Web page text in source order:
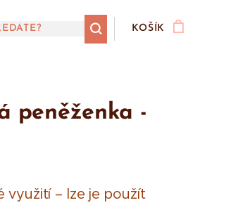
KOŠÍK
peněženka -
využití – lze je použít